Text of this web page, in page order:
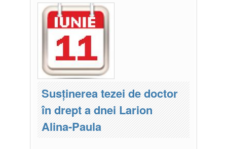
Susţinerea tezei de doctor
în drept a dnei Larion
Alina-Paula